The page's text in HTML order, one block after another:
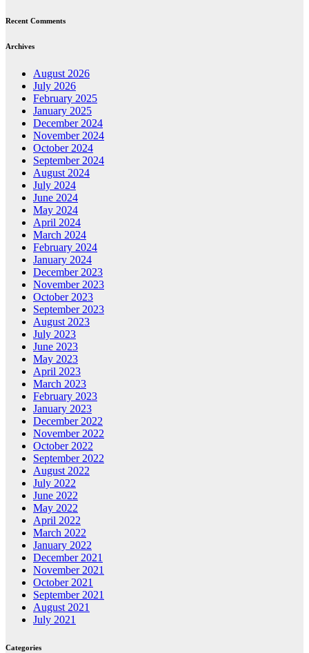
Recent Comments
Archives
August 2026
July 2026
February 2025
January 2025
December 2024
November 2024
October 2024
September 2024
August 2024
July 2024
June 2024
May 2024
April 2024
March 2024
February 2024
January 2024
December 2023
November 2023
October 2023
September 2023
August 2023
July 2023
June 2023
May 2023
April 2023
March 2023
February 2023
January 2023
December 2022
November 2022
October 2022
September 2022
August 2022
July 2022
June 2022
May 2022
April 2022
March 2022
January 2022
December 2021
November 2021
October 2021
September 2021
August 2021
July 2021
Categories